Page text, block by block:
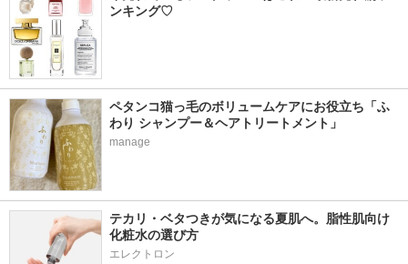
ンキング♡
ペタンコ猫っ毛のボリュームケアにお役立ち「ふ
わり シャンプー＆ヘアトリートメント」
manage
テカリ・ベタつきが気になる夏肌へ。脂性肌向け
化粧水の選び方
エレクトロン